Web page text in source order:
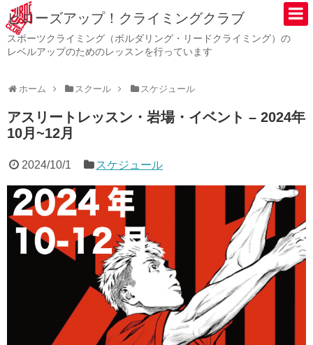
ヒローズアップ！クライミングクラブ
スポーツクライミング（ボルダリング・リードクライミング）の
レベルアップのためのレッスンを行っています
ホーム スクール スケジュール
アスリートレッスン・岩場・イベント – 2024年
10月~12月
2024/10/1 スケジュール